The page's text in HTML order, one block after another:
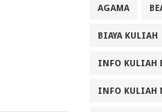
AGAMA
BIAYA KULIAH
INFO KULIAH
INFO KULIAH